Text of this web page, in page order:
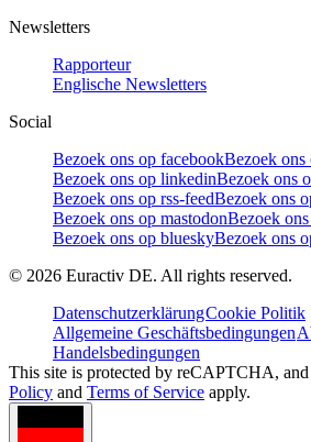
Newsletters
Rapporteur
Englische Newsletters
Social
Bezoek ons op facebookBezoek ons
Bezoek ons op linkedinBezoek ons
Bezoek ons op rss-feedBezoek ons
Bezoek ons op mastodonBezoek
Bezoek ons op blueskyBezoek ons
© 2026 Euractiv DE. All rights reserved.
DatenschutzerklärungCookie Politik
Allgemeine Geschäftsbedingungen
Handelsbedingungen
This site is protected by reCAPTCHA,
Policy and Terms of Service apply.